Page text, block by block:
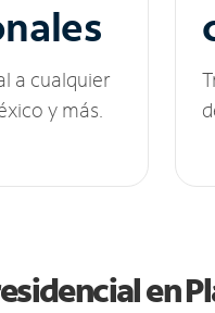
a cualquier
y más.
en